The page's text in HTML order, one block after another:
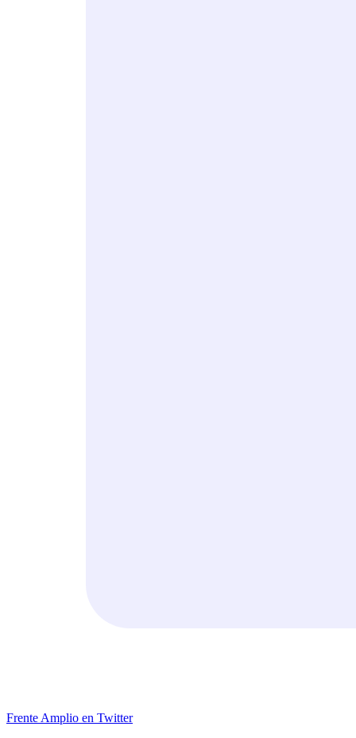
Frente Amplio en Twitter